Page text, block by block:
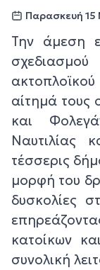
Παρασκευή 15
Την άμεση
αίτημά τους
και
Ναυτιλίας
τέσσερις
μορφή του
δυσκολίες
κατοίκων
συνολική